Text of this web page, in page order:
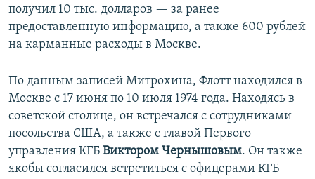
получил 10 тыс. долларов — за ранее
предоставленную информацию, а также 600 рублей
на карманные расходы в Москве.
По данным записей Митрохина, Флотт находился в
Москве с 17 июня по 10 июля 1974 года. Находясь в
советской столице, он встречался с сотрудниками
посольства США, а также с главой Первого
управления КГБ Виктором Чернышовым. Он также
якобы согласился встретиться с офицерами КГБ